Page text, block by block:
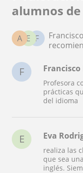
alumnos
F
E
A
F
Profesora
prácticas
del idioma
E Eva
realiza las
que sea
inglés.